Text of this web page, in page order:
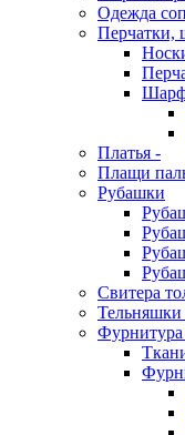
Одежда
Перчатки,
Платья -
Плащи
Рубашки
Свитера
Тельняшки
Фурнитура